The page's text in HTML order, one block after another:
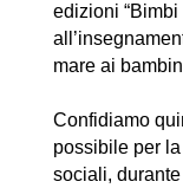
edizioni
mare ai
Confidiamo
possibile per
sociali,